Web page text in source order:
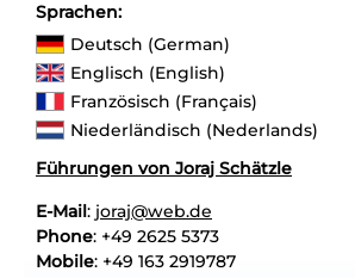
Sprachen:
Deutsch (German)
Englisch (English)
Französisch (Français)
Niederländisch (Nederlands)
Führungen von Joraj Schätzle
E-Mail: joraj@web.de
Phone: +49 2625 5373
Mobile: +49 163 2919787